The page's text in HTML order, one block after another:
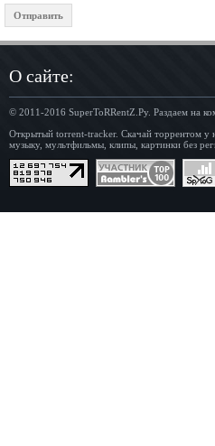
О сайте:
© 2011-2016 SuperToRRentZ.Ру. Раздаем на
Открытый torrent-tracker. Скачай торрентом у
музыку, мультфильмы, клипы, картинки без